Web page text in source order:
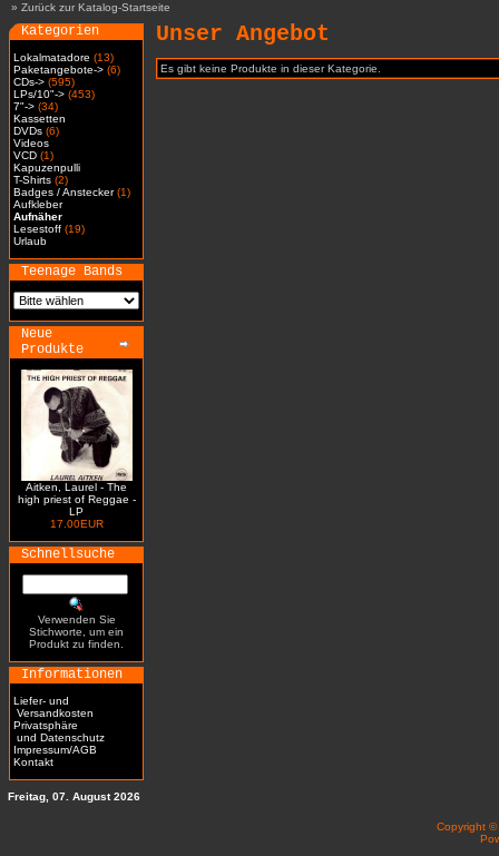
» Zurück zur Katalog-Startseite
Kategorien
Lokalmatadore (13)
Paketangebote-> (6)
CDs-> (595)
LPs/10"-> (453)
7"-> (34)
Kassetten
DVDs (6)
Videos
VCD (1)
Kapuzenpulli
T-Shirts (2)
Badges / Anstecker(1)
Aufkleber
Aufnäher
Lesestoff (19)
Urlaub
Teenage Bands
Neue
Produkte
Aitken, Laurel - The
high priest of Reggae -
LP
17.00EUR
Schnellsuche
Verwenden Sie
Stichworte, um ein
Produkt zu finden.
Informationen
Liefer- und
Versandkosten
Privatsphäre
und Datenschutz
Impressum/AGB
Kontakt
Unser Angebot
Es gibt keine Produkte in dieser Kategorie.
Freitag, 07. August 2026
Copyright